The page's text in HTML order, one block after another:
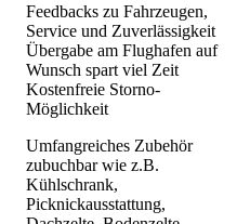
akzeptablen Preisen:
Lufthansa Discover
direkt nach Windhoek.
Edelweissfliegt Juni bis
Direktverbindung
fliegt ab
über Partner weiter
Swissfliegt ab Zürich
Partner weiter nach
Ethiopianfliegt ab der
Feedbacks zu Fahrzeugen,
Service und Zuverlässigkeit
Übergabe am Flughafen auf
Wunsch spart viel Zeit
Kostenfreie Storno-
Möglichkeit
Umfangreiches Zubehör
zubuchbar wie z.B.
Kühlschrank,
Picknickausstattung,